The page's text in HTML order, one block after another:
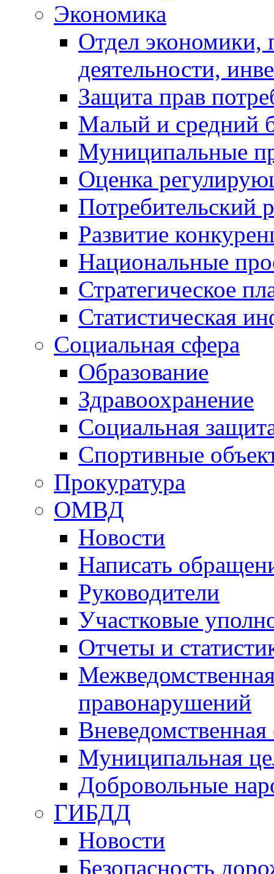
Экономика
Отдел экономики,
деятельности,
Защита прав
Малый и средний
Муниципальные
Оценка
Потребительский
Развитие
Национальные
Стратегическое
Статистическая
Социальная сфера
Образование
Здравоохранение
Социальная
Спортивные
Прокуратура
ОМВД
Новости
Написать
Руководители
Участковые
Отчеты и
правонарушений
Вневедомственная
Муниципальная
Добровольные
ГИБДД
Новости
Безопасность